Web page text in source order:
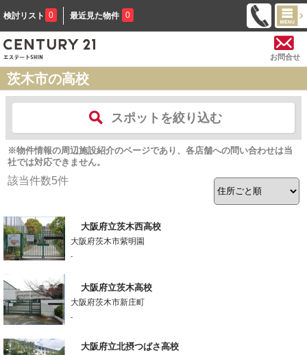
検討リスト 0 最近見た物件 0
お問合せ
茨木市の高校
スポットを絞り込む
※物件情報の周辺施設紹介のページであり、各店舗への問い合わせは当
社では対応できません。
該当件数5件
大阪府立茨木西高校
大阪府茨木市紫明園
-
大阪府立茨木高校
大阪府茨木市新庄町
-
大阪府立北摂つばさ高校